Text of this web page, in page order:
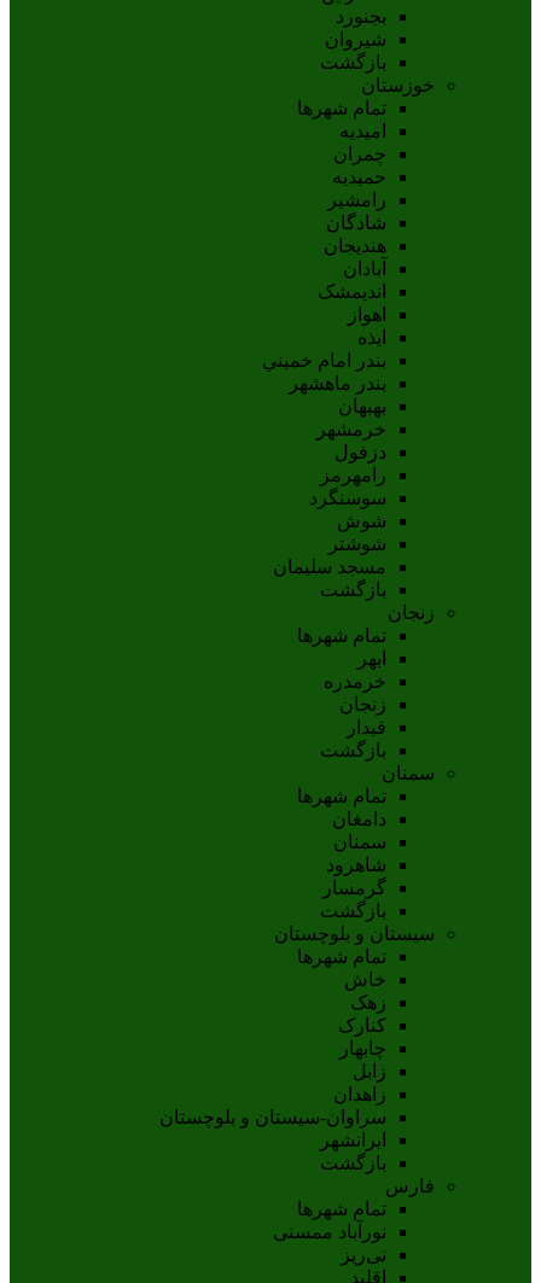
بجنورد
شيروان
بازگشت
خوزستان
تمام شهر‌ها
امیدیه
چمران
حمیدیه
رامشیر
شادگان
هندیجان
آبادان
انديمشک
اهواز
ايذه
بندر امام خميني
بندر ماهشهر
بهبهان
خرمشهر
دزفول
رامهرمز
سوسنگرد
شوش
شوشتر
مسجد سليمان
بازگشت
زنجان
تمام شهر‌ها
ابهر
خرمدره
زنجان
قيدار
بازگشت
سمنان
تمام شهر‌ها
دامغان
سمنان
شاهرود
گرمسار
بازگشت
سیستان و بلوچستان
تمام شهر‌ها
خاش
زهک
کنارک
چابهار
زابل
زاهدان
سراوان-سيستان و بلوچستان
ايرانشهر
بازگشت
فارس
تمام شهر‌ها
نورآباد ممسنی
نی‌ریز
اقلید